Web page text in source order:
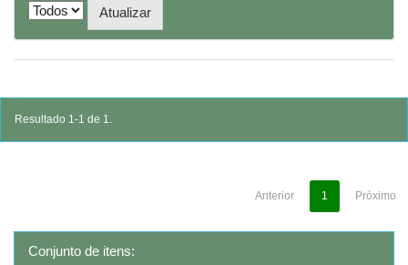
Resultado 1-1 de 1.
Anterior 1 Próximo
Conjunto de itens: